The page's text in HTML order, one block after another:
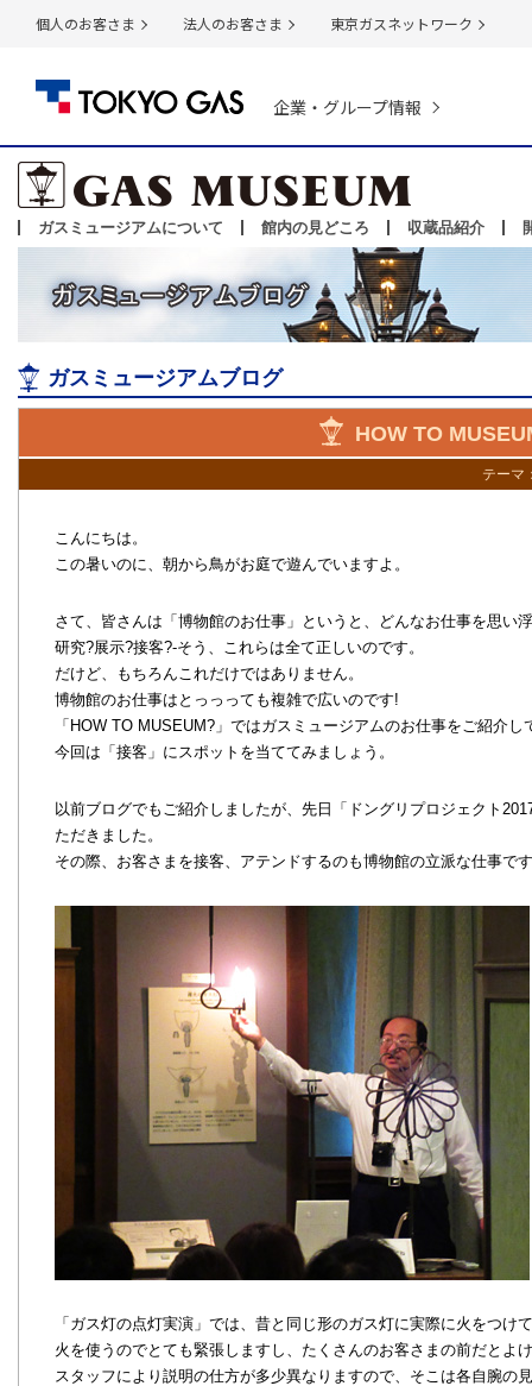
個人のお客さま 法人のお客さま 東京ガスネットワーク
企業・グループ情報
ガスミュージアムについて 館内の見どころ 収蔵品紹介
ガスミュージアムブログ
HOW TO
テーマ
こんにちは。
この暑いのに、朝から鳥がお庭で遊んでいますよ。
さて、皆さんは「博物館のお仕事」というと、どんなお仕事を思い
研究?展示?接客?-そう、これらは全て正しいのです。
だけど、もちろんこれだけではありません。
博物館のお仕事はとっっっても複雑で広いのです!
「HOW TO MUSEUM?」ではガスミュージアムのお仕事をご紹介し
今回は「接客」にスポットを当ててみましょう。
以前ブログでもご紹介しましたが、先日「ドングリプロジェクト
ただきました。
その際、お客さまを接客、アテンドするのも博物館の立派な仕事で
「ガス灯の点灯実演」では、昔と同じ形のガス灯に実際に火をつけ
火を使うのでとても緊張しますし、たくさんのお客さまの前だとよ
スタッフにより説明の仕方が多少異なりますので、そこは各自腕の